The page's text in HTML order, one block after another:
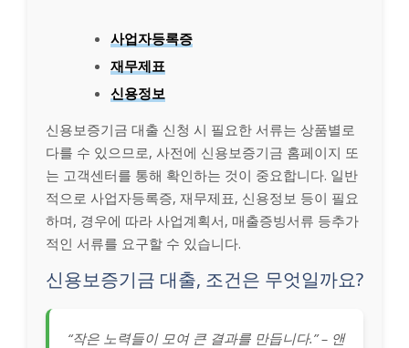
사업자등록증
재무제표
신용정보
신용보증기금 대출 신청 시 필요한 서류는 상품별로
다를 수 있으므로, 사전에 신용보증기금 홈페이지 또
는 고객센터를 통해 확인하는 것이 중요합니다. 일반
적으로 사업자등록증, 재무제표, 신용정보 등이 필요
하며, 경우에 따라 사업계획서, 매출증빙서류 등추가
적인 서류를 요구할 수 있습니다.
신용보증기금 대출, 조건은 무엇일까요?
“작은 노력들이 모여 큰 결과를 만듭니다.” – 앤